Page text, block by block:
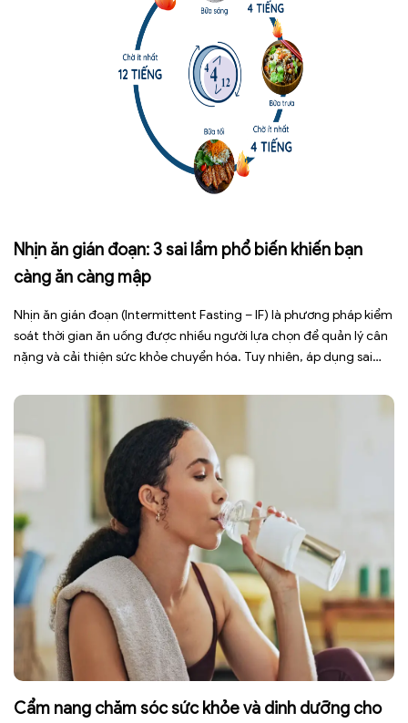
Nhịn ăn gián đoạn: 3 sai lầm phổ biến khiến bạn
càng ăn càng mập
Nhịn ăn gián đoạn (Intermittent Fasting – IF) là phương pháp kiểm
soát thời gian ăn uống được nhiều người lựa chọn để quản lý cân
nặng và cải thiện sức khỏe chuyển hóa. Tuy nhiên, áp dụng sai
sức, mất cơ […]
Cẩm nang chăm sóc sức khỏe và dinh dưỡng cho